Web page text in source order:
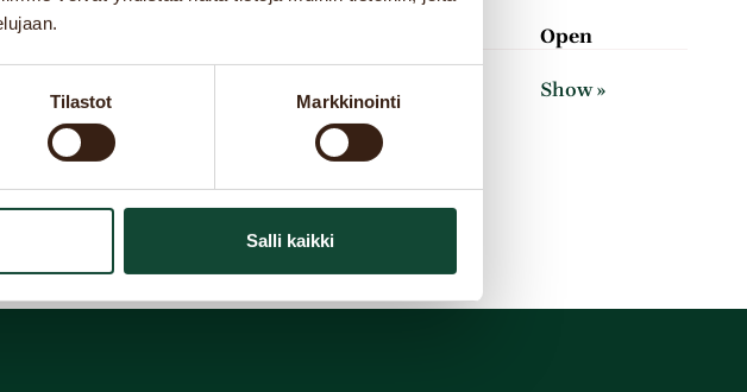
Tilastot Markkinointi
Salli kaikki
Open
Show »